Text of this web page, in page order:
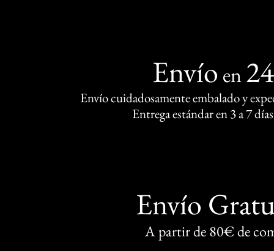
Envío en
Envío cuidadosamente embalado y
Entrega estándar en 3 a 7
Envío
A partir de 80€ de